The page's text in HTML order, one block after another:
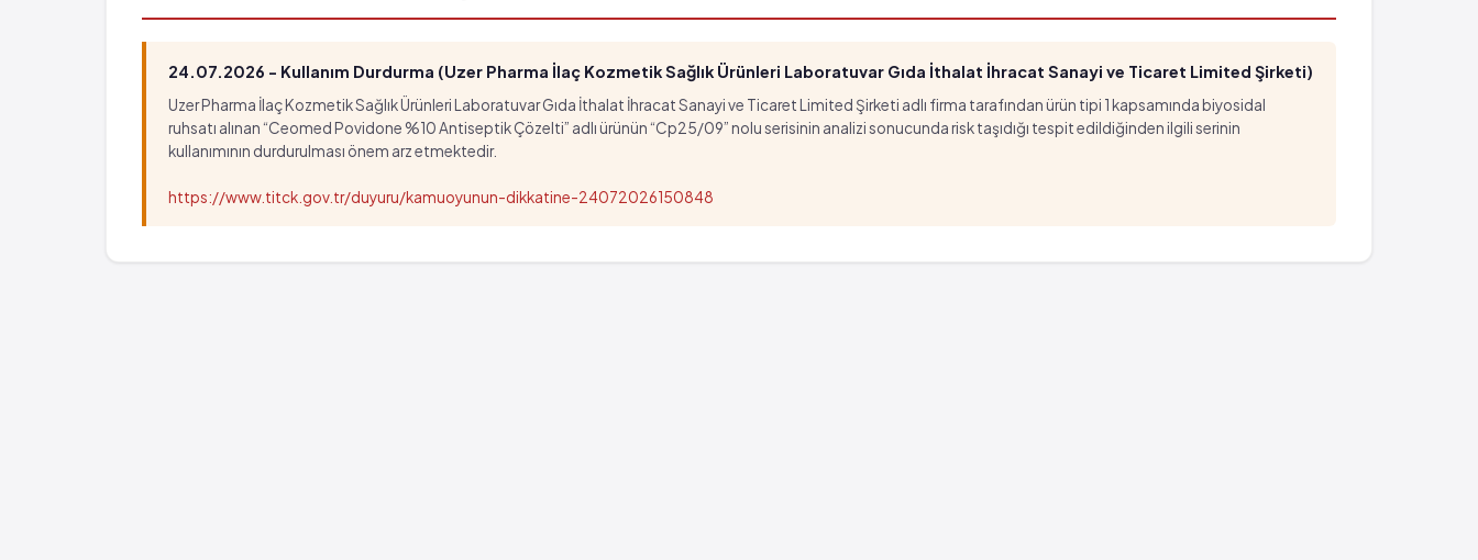
24.07.2026 - Kullanım Durdurma (Uzer Pharma İlaç Kozmetik Sağlık Ürünleri Laboratuvar Gıda İthalat İhracat Sanayi ve Ticaret Limited Şirketi)
Uzer Pharma İlaç Kozmetik Sağlık Ürünleri Laboratuvar Gıda İthalat İhracat Sanayi ve Ticaret Limited Şirketi adlı firma tarafından ürün tipi 1 kapsamında biyosidal
ruhsatı alınan “Ceomed Povidone %10 Antiseptik Çözelti” adlı ürünün “Cp25/09” nolu serisinin analizi sonucunda risk taşıdığı tespit edildiğinden ilgili serinin
kullanımının durdurulması önem arz etmektedir.
https://www.titck.gov.tr/duyuru/kamuoyunun-dikkatine-24072026150848